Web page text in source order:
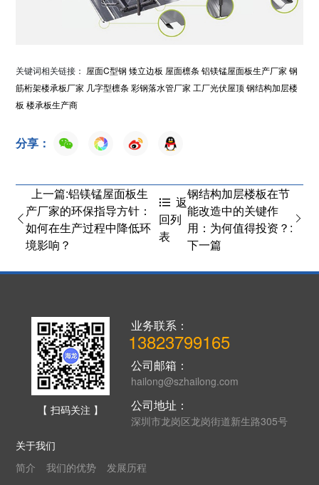
关键词相关链接： 屋面C型钢 矮立边板 屋面檩条 铝镁锰屋面板生产厂家 钢
筋桁架楼承板厂家 几字型檩条 彩钢落水管厂家 工厂光伏屋顶 钢结构加层楼
板 楼承板生产商
分享：
上一篇:铝镁锰屋面板生
产厂家的环保指导方针：
如何在生产过程中降低环
境影响？
返
回列
表
钢结构加层楼板在节
能改造中的关键作
用：为何值得投资？:
下一篇
【 扫码关注 】
业务联系：
13823799165
公司邮箱：
hailong@szhailong.com
公司地址：
深圳市龙岗区龙岗街道新生路305号
关于我们
简介
我们的优势 发展历程